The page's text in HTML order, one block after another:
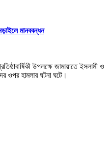
মানববন্ধন
উপলক্ষে জামায়াতে ইসলামী ও
ওপর হামলার ঘটনা ঘটে।